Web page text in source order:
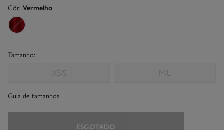
Côr: Vermelho
Tamanho:
XS/S M/L
Guia de tamanhos
ESGOTADO